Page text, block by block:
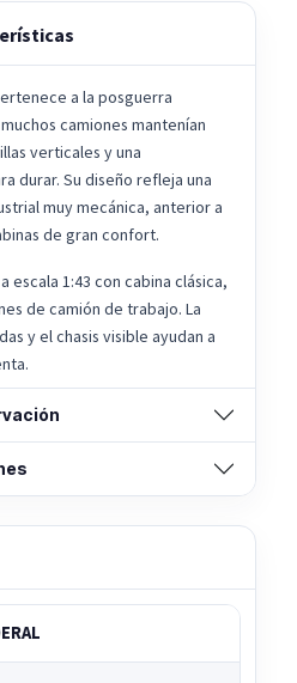
a la posguerra
camiones mantenían
verticales y una
durar. Su diseño refleja una
muy mecánica, anterior a
de gran confort.
escala 1:43 con cabina clásica,
de camión de trabajo. La
y el chasis visible ayudan a